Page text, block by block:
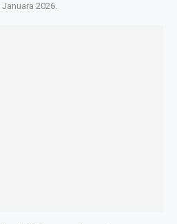
Januara 2026.